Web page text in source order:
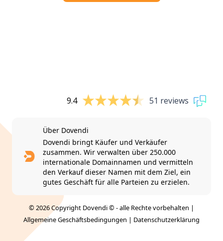
9.4 51 reviews
Über Dovendi
Dovendi bringt Käufer und Verkäufer
zusammen. Wir verwalten über 250.000
internationale Domainnamen und vermitteln
den Verkauf dieser Namen mit dem Ziel, ein
gutes Geschäft für alle Parteien zu erzielen.
© 2026 Copyright Dovendi © - alle Rechte vorbehalten |
Allgemeine Geschäftsbedingungen | Datenschutzerklärung